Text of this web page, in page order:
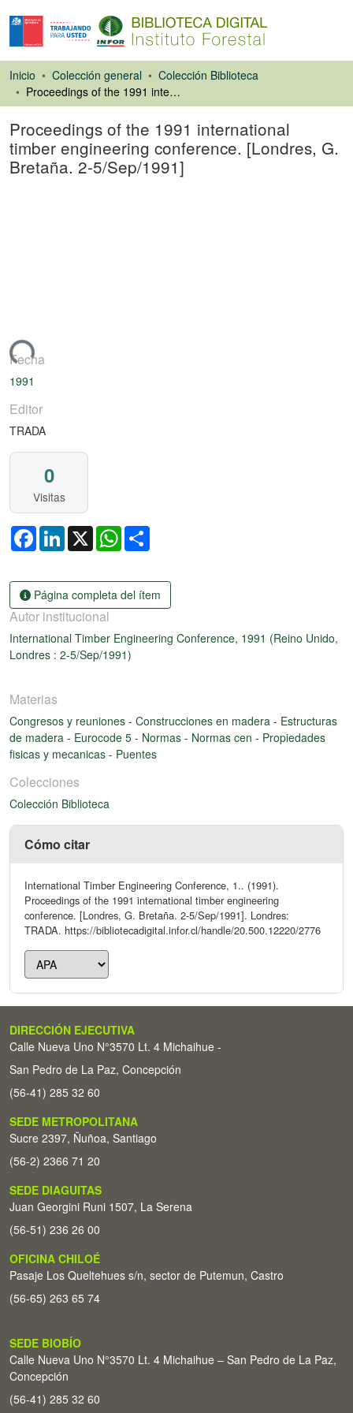
Inicio Colección general
Colección Biblioteca
Proceedings of the 1991 international timber engineering conference. [Londres, G. Bretaña. 2-5/Sep/1991]
Proceedings of the 1991 international
timber engineering conference. [Londres, G.
Bretaña. 2-5/Sep/1991]
Fecha
1991
Editor
TRADA
0
Visitas
FacebookLinkedIn
X WhatsApp
Página completa del ítem
Autor institucional
International Timber Engineering Conference, 1991 (Reino Unido,
Londres : 2-5/Sep/1991)
Materias
Congresos y reuniones - Construcciones en madera - Estructuras
de madera - Eurocode 5 - Normas - Normas cen - Propiedades
fisicas y mecanicas - Puentes
Colecciones
Colección Biblioteca
Cómo citar
International Timber Engineering Conference, 1.. (1991).
Proceedings of the 1991 international timber engineering
conference. [Londres, G. Bretaña. 2-5/Sep/1991]. Londres:
TRADA. https://bibliotecadigital.infor.cl/handle/20.500.12220/2776
DIRECCIÓN EJECUTIVA
Calle Nueva Uno N°3570 Lt. 4 Michaihue -
San Pedro de La Paz, Concepción
(56-41) 285 32 60
SEDE METROPOLITANA
Sucre 2397, Ñuñoa, Santiago
(56-2) 2366 71 20
SEDE DIAGUITAS
Juan Georgini Runi 1507, La Serena
(56-51) 236 26 00
OFICINA CHILOÉ
Pasaje Los Queltehues s/n, sector de Putemun, Castro
(56-65) 263 65 74
SEDE BIOBÍO
Calle Nueva Uno N°3570 Lt. 4 Michaihue – San Pedro de La Paz,
Concepción
(56-41) 285 32 60